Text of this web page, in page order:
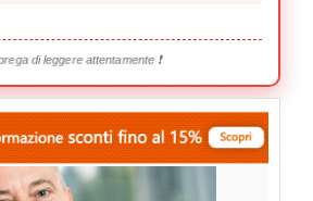
prega di leggere attentamente ❗